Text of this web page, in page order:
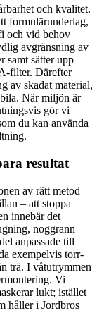
och kvalitet.
formulärunderlag,
och vid behov
avgränsning av
samt sätter upp
filter. Därefter
av skadat material,
När miljön är
gör vi
du kan använda
resultat
av rätt metod
– att stoppa
innebär det
noggrann
anpassade till
exempelvis torr-
trä. I våtutrymmen
Vi
lukt; istället
håller i Jordbros